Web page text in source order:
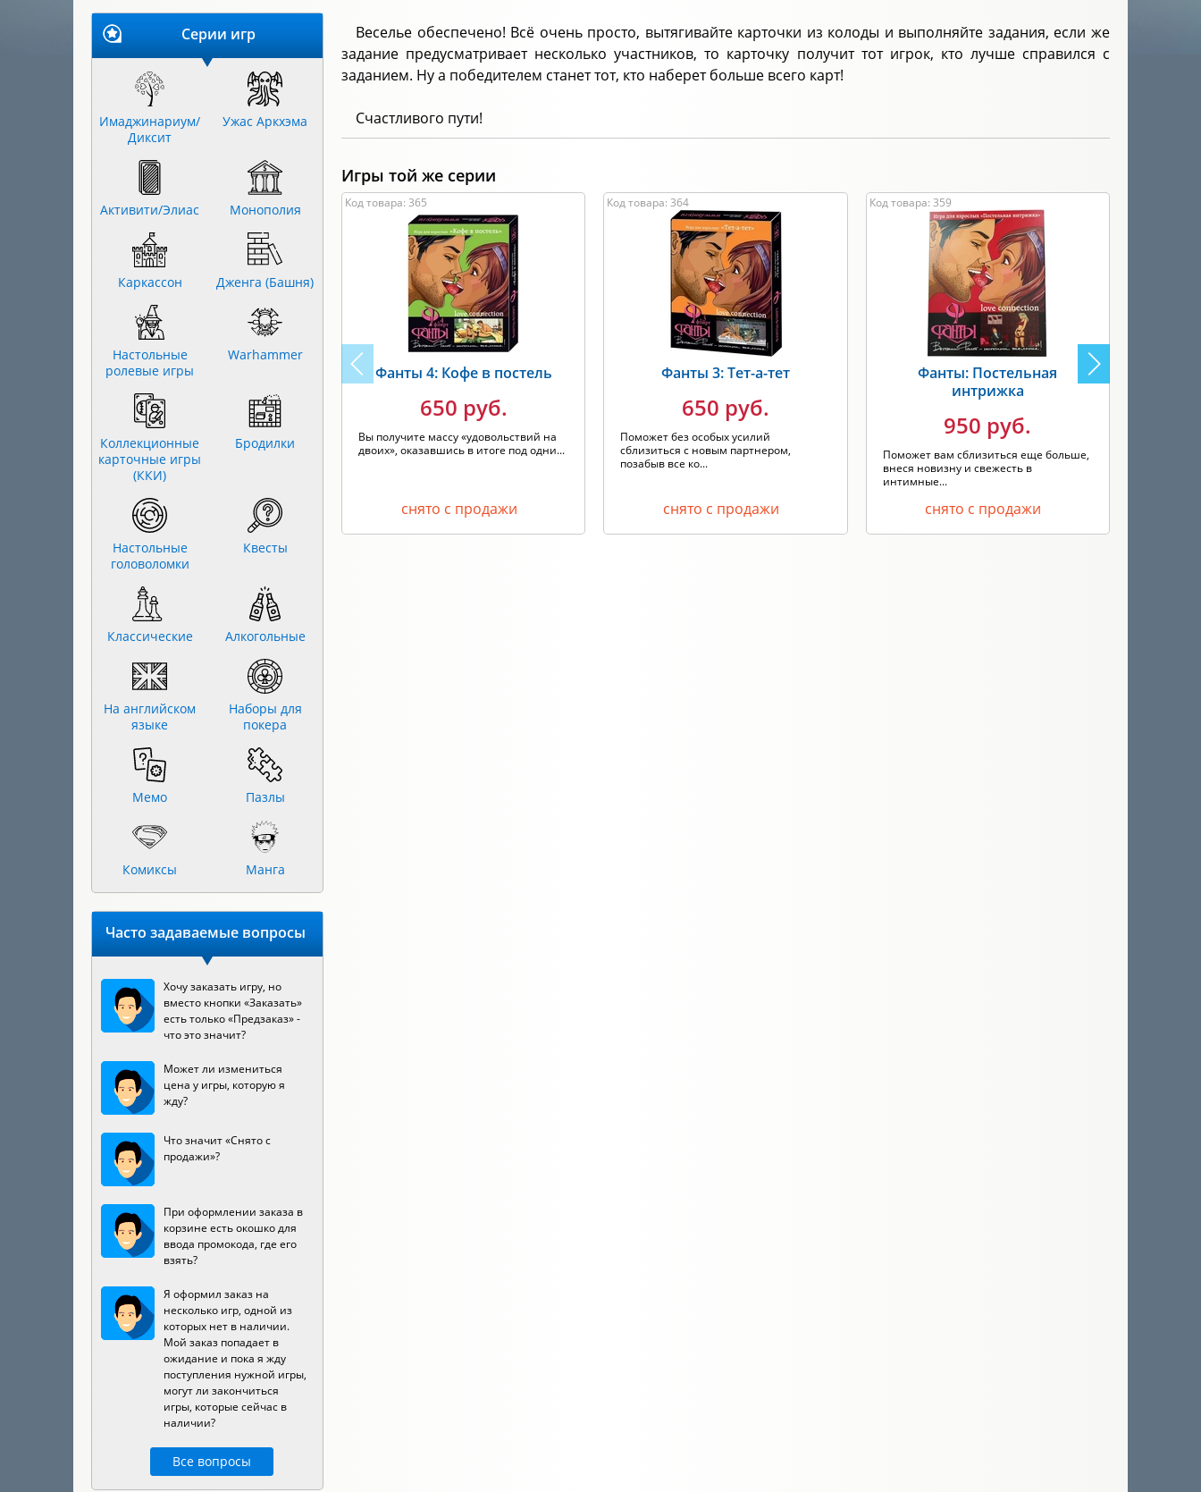
Веселье обеспечено! Всё очень просто, вытягивайте карточки из колоды и выполняйте задания, если же
задание предусматривает несколько участников, то карточку получит тот игрок, кто лучше справился с
заданием. Ну а победителем станет тот, кто наберет больше всего карт!
Счастливого пути!
Игры той же серии
Код товара: 365
Фанты 4: Кофе в постель
650 руб.
Вы получите массу «удовольствий на
двоих», оказавшись в итоге под одни...
снято с продажи
Код товара: 364
Фанты 3: Тет-а-тет
650 руб.
Поможет без особых усилий
сблизиться с новым партнером,
позабыв все ко...
снято с продажи
Код товара: 359
Фанты: Постельная
интрижка
950 руб.
Поможет вам сблизиться еще больше,
внеся новизну и свежесть в
интимные...
снято с продажи
Серии игр
Имаджинариум/
Диксит
Ужас Аркхэма
Активити/Элиас Монополия
Каркассон Дженга (Башня)
Настольные
ролевые игры
Warhammer
Коллекционные
карточные игры
(ККИ)
Бродилки
Настольные
головоломки
Квесты
Классические Алкогольные
На английском
языке
Наборы для
покера
Мемо Пазлы
Комиксы Манга
Часто задаваемые вопросы
Хочу заказать игру, но
вместо кнопки «Заказать»
есть только «Предзаказ» -
что это значит?
Может ли измениться
цена у игры, которую я
жду?
Что значит «Снято с
продажи»?
При оформлении заказа в
корзине есть окошко для
ввода промокода, где его
взять?
Я оформил заказ на
несколько игр, одной из
которых нет в наличии.
Мой заказ попадает в
ожидание и пока я жду
поступления нужной игры,
могут ли закончиться
игры, которые сейчас в
наличии?
Все вопросы